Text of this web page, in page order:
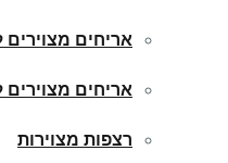
אריחים
אריחים
רצפות מצוירות